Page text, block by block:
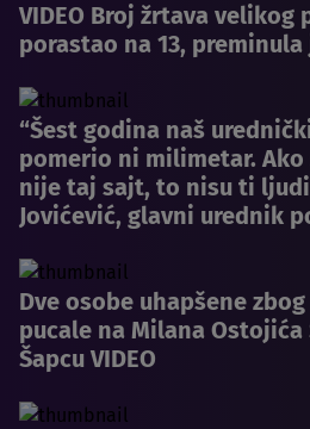
VIDEO Broj žrtava velikog
porastao na 13,
“Šest godina naš
pomerio ni milimetar.
nije taj sajt, to nisu ti
Jovićević, glavni urednik
Dve osobe uhapšene
pucale na Milana Ostojića
Šapcu VIDEO